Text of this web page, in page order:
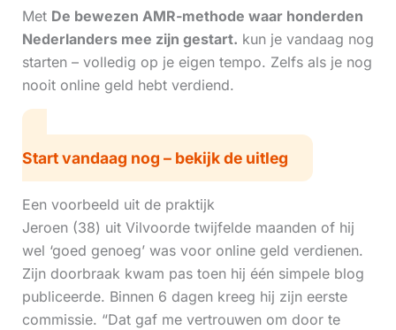
Met De bewezen AMR-methode waar honderden
Nederlanders mee zijn gestart. kun je vandaag nog
starten – volledig op je eigen tempo. Zelfs als je nog
nooit online geld hebt verdiend.
Start vandaag nog – bekijk de uitleg
Een voorbeeld uit de praktijk
Jeroen (38) uit Vilvoorde twijfelde maanden of hij
wel ‘goed genoeg’ was voor online geld verdienen.
Zijn doorbraak kwam pas toen hij één simpele blog
publiceerde. Binnen 6 dagen kreeg hij zijn eerste
commissie. “Dat gaf me vertrouwen om door te